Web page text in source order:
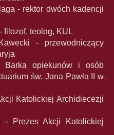
- rektor dwóch kadencji
filozof, teolog, KUL
- przewodniczący
Barka opiekunów i osób
św. Jana Pawła II w
Katolickiej Archidiecezji
- Prezes Akcji Katolickiej